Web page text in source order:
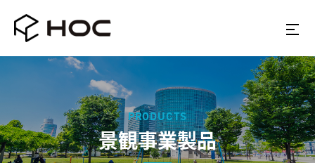
PRODUCTS
景観事業製品